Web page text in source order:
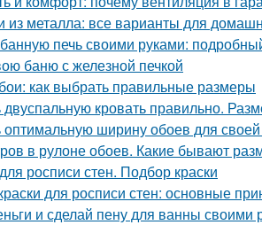
из металла: все варианты для
печь своими руками:
баню с железной печкой
как выбрать правильные размеры
двуспальную кровать правильно.
оптимальную ширину обоев для
в рулоне обоев. Какие бывают
росписи стен. Подбор краски
для росписи стен: основные
и сделай пену для ванны своими